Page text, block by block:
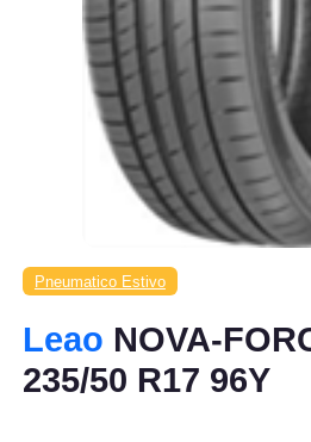
Pneumatico Estivo
Leao NOVA-
235/50 R17 96Y